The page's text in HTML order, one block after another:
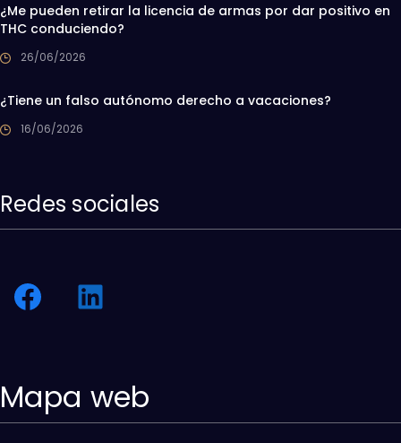
¿Me pueden retirar la licencia de armas por dar positivo en
THC conduciendo?
26/06/2026
¿Tiene un falso autónomo derecho a vacaciones?
16/06/2026
Redes sociales
Mapa web